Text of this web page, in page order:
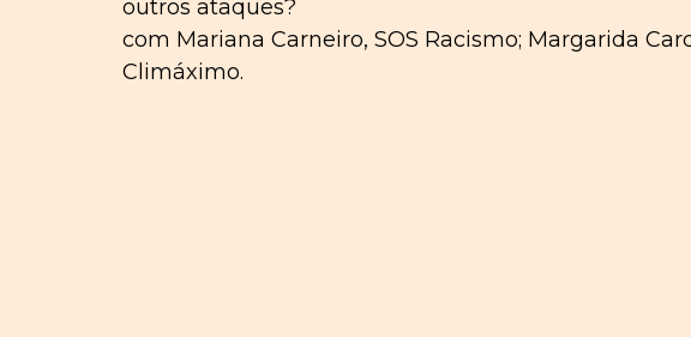
outros ataques?
com Mariana Carneiro, SOS Racismo; Margarida
Climáximo.